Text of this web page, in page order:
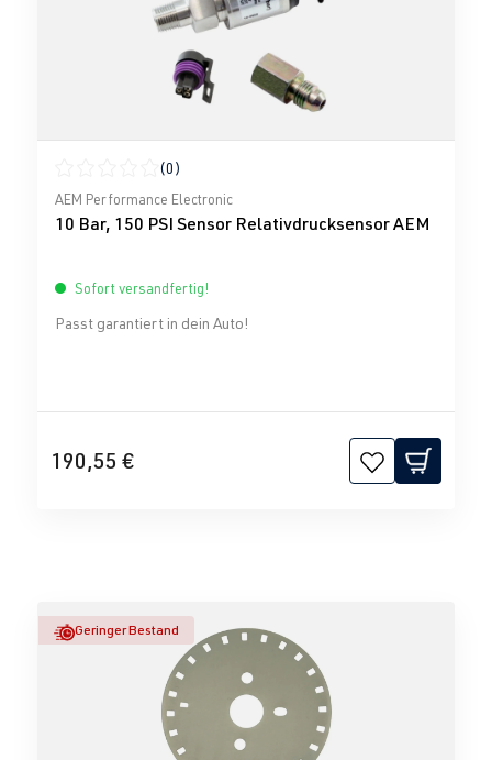
Durchschnittliche Bewertung von 0 von 5 Sternen
(0)
AEM Performance Electronic
10 Bar, 150 PSI Sensor Relativdrucksensor AEM
Sofort versandfertig!
Passt garantiert in dein Auto!
190,55 €
Geringer Bestand